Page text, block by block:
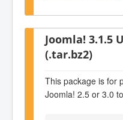
Joomla! 3.1.5
(.tar.bz2)
This package is for
Joomla! 2.5 or 3.0